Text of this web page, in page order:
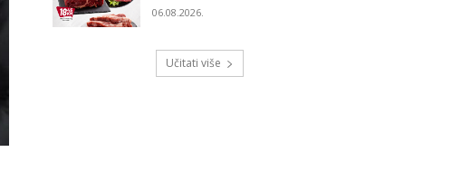
06.08.2026.
Učitati više